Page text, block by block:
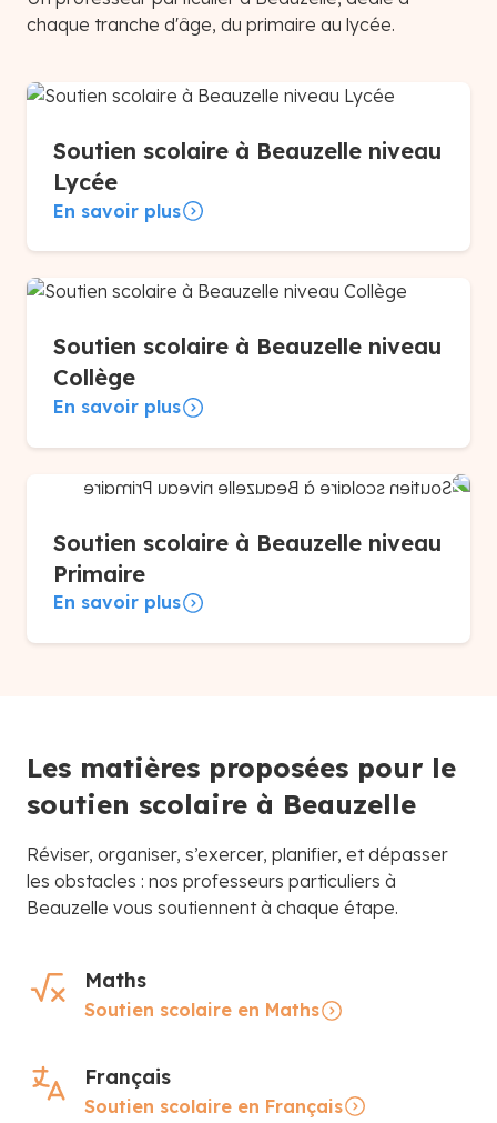
chaque tranche d'âge, du primaire au lycée.
Soutien scolaire à Beauzelle niveau
Lycée
En savoir plus
Soutien scolaire à Beauzelle niveau
Collège
En savoir plus
Soutien scolaire à Beauzelle niveau
Primaire
En savoir plus
Les matières proposées pour le
soutien scolaire à Beauzelle
Réviser, organiser, s’exercer, planifier, et dépasser
les obstacles : nos professeurs particuliers à
Beauzelle vous soutiennent à chaque étape.
Maths
Soutien scolaire en Maths
Français
Soutien scolaire en Français